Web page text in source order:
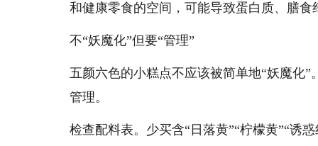
和健康零食的空间，可能导致蛋白质、膳
不“妖魔化”但要“管理”
五颜六色的小糕点不应该被简单地“妖魔化
管理。
检查配料表。少买含“日落黄”“柠檬黄”“诱